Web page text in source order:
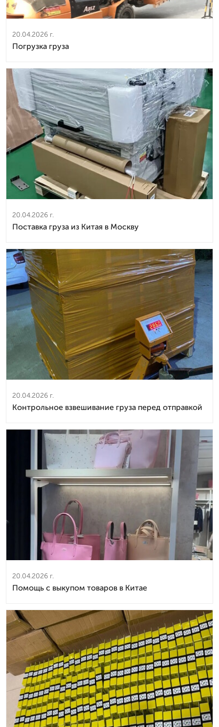
20.04.2026 г.
Погрузка груза
20.04.2026 г.
Поставка груза из Китая в Москву
20.04.2026 г.
Контрольное взвешивание груза перед отправкой
20.04.2026 г.
Помощь с выкупом товаров в Китае